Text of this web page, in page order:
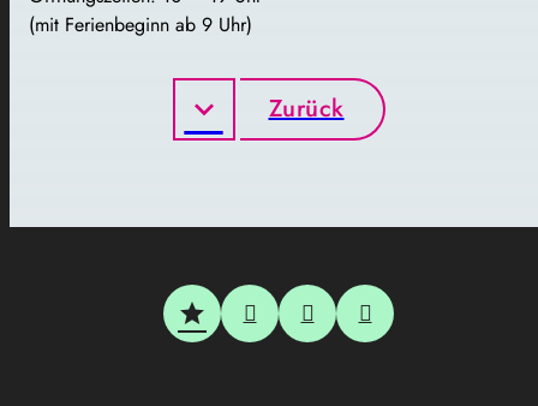
(mit Ferienbeginn ab 9 Uhr)
Zurück